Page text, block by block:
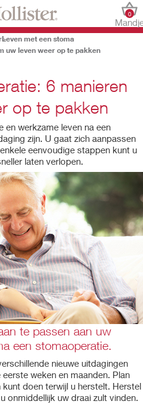
0
Leven met een stoma
uw leven weer op te pakken
6 manieren
op te pakken
en werkzame leven na een
zijn. U gaat zich aanpassen
eenvoudige stappen kunt u
laten verlopen.
te passen aan uw
een stomaoperatie.
nieuwe uitdagingen
weken en maanden. Plan
doen terwijl u herstelt. Herstel
onmiddellijk uw draai zult vinden.